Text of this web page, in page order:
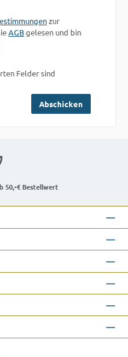
zur
AGBgelesen und bin
Felder sind
Abschicken
50,-€ Bestellwert